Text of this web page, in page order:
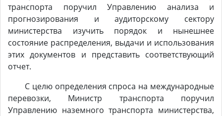
транспорта поручил Управлению анализа и
прогнозирования и аудиторскому сектору
министерства изучить порядок и нынешнее
состояние распределения, выдачи и использования
этих документов и представить соответствующий
отчет.
С целю определения спроса на международные
перевозки, Министр транспорта поручил
Управлению наземного транспорта министерства,